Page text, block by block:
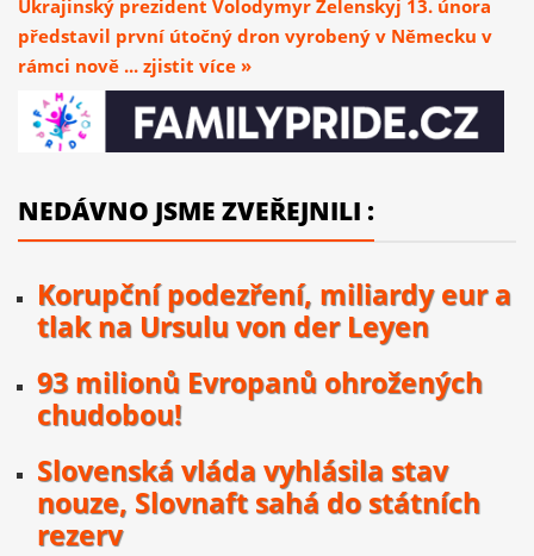
Ukrajinský prezident Volodymyr Zelenskyj 13. února
představil první útočný dron vyrobený v Německu v
rámci nově ... zjistit více »
NEDÁVNO JSME ZVEŘEJNILI :
Korupční podezření, miliardy eur a
tlak na Ursulu von der Leyen
93 milionů Evropanů ohrožených
chudobou!
Slovenská vláda vyhlásila stav
nouze, Slovnaft sahá do státních
rezerv